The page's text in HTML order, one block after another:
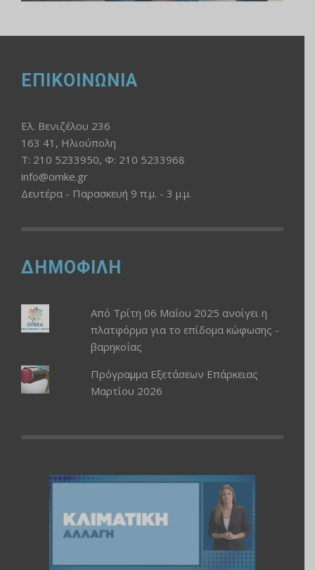
ΕΠΙΚΟΙΝΩΝΙΑ
Ελ. Βενιζέλου 236
163 41, Ηλιούπολη
Τ: 210 5233950, Φ: 210 5233968
info@omke.gr
Δευτέρα - Παρασκευή 9 π.μ. - 3 μ.μ.
ΔΗΜΟΦΙΛΗ
Από Τρίτη 06 Μαΐου 2025 ανοίγει η
πλατφόρμα για το επίδομα κώφωσης -
βαρηκοΐας
Πρόγραμμα Εξετάσεων Επάρκειας
Μαρτίου 2026